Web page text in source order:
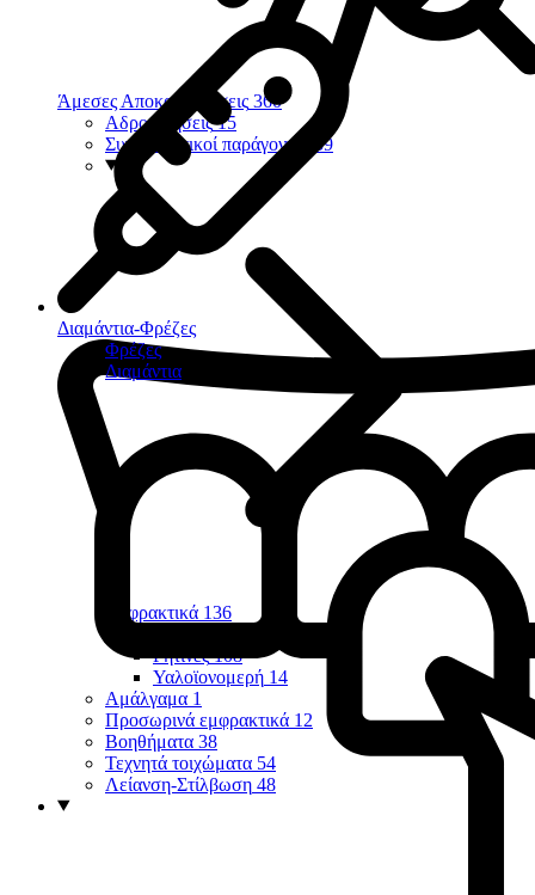
Διαμάντια-Φρέζες
Φρέζες
Διαμάντια
Άμεσες Αποκαταστάσεις 360
Αδροποιήσεις 15
Συγκολλητικοί παράγοντες
39
Εμφρακτικά 136
Ρητίνες 108
Υαλοϊονομερή 14
Αμάλγαμα 1
Προσωρινά εμφρακτικά 12
Βοηθήματα 38
Τεχνητά τοιχώματα 54
Λείανση-Στίλβωση 48